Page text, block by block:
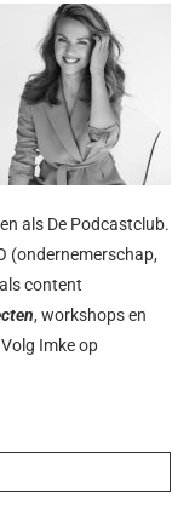
als De Podcastclub.
(ondernemerschap,
content
, workshops en
Imke op